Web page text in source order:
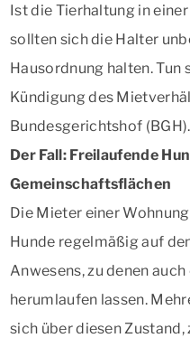
Ist die Tierhaltung in
sollten sich die Halter
Hausordnung halten. Tun
Kündigung des
Bundesgerichtshof (BGH).
Der Fall: Freilaufende
Gemeinschaftsflächen
Die Mieter einer
Hunde regelmäßig auf
Anwesens, zu denen
herumlaufen lassen.
sich über diesen